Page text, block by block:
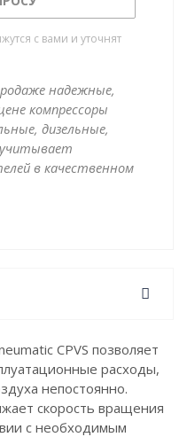
обеспечивают
влаги, твердых и
повредить
с вами и уточнят
надежные,
компрессоры
дизельные,
учитывает
в качественном
CPVS позволяет
расходы,
непостоянно.
скорость вращения
с необходимым